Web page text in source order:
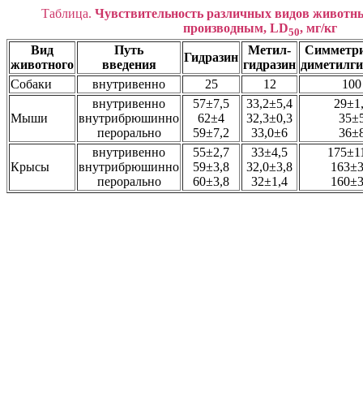
Таблица. Чувствительность различных видов
производным, LD50, мг/кг
Вид
животного
Путь
введения
Гидразин
Метил-
гидразин
Собаки
внутривенно 25 12 100
Мыши
внутривенно
внутрибрюшинно
перорально
57±7,5
62±4
59±7,2
33,2±5,4
32,3±0,3
33,0±6
Крысы
внутривенно
внутрибрюшинно
перорально
55±2,7
59±3,8
60±3,8
33±4,5
32,0±3,8
32±1,4